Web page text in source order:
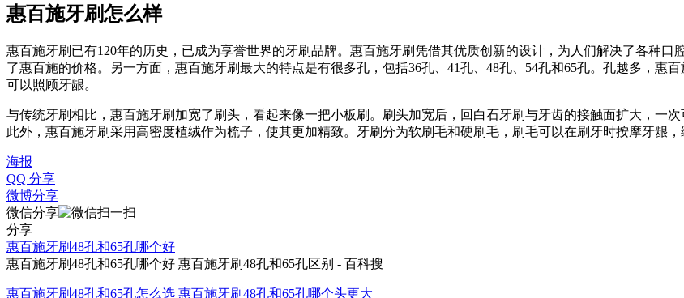
惠百施牙刷怎么样
惠百施牙刷已有120年的历史，已成为享誉世界的牙刷品牌。惠百施牙刷凭借其优质创新的设计，为人们解决了各种
了惠百施的价格。另一方面，惠百施牙刷最大的特点是有很多孔，包括36孔、41孔、48孔、54孔和65孔。孔越多，惠
可以照顾牙龈。
与传统牙刷相比，惠百施牙刷加宽了刷头，看起来像一把小板刷。刷头加宽后，回白石牙刷与牙齿的接触面扩大，一
此外，惠百施牙刷采用高密度植绒作为梳子，使其更加精致。牙刷分为软刷毛和硬刷毛，刷毛可以在刷牙时按摩牙龈，
海报
QQ 分享
微博分享
微信分享
分享
惠百施牙刷48孔和65孔哪个好
惠百施牙刷48孔和65孔哪个好 惠百施牙刷48孔和65孔区别 - 百科搜
惠百施牙刷48孔和65孔怎么选 惠百施牙刷48孔和65孔哪个头更大